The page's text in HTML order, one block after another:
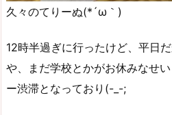
久々のてりーぬ(*´ω｀)
12時半過ぎに行ったけど、平日
や、まだ学校とかがお休みなせ
ー渋滞となっており(-_-;